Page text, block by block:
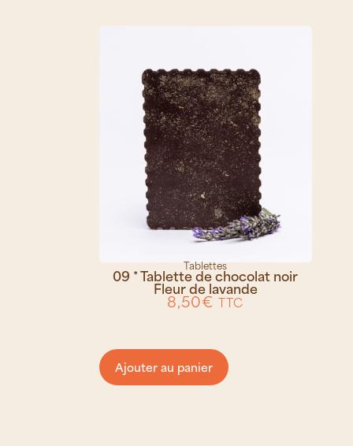
Tablettes
09 * Tablette de chocolat noir
Fleur de lavande
8,50€ TTC
Ajouter au panier